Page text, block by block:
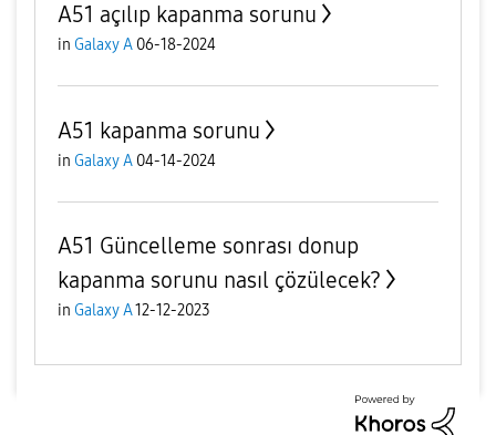
A51 açılıp kapanma sorunu
in Galaxy A 06-18-2024
A51 kapanma sorunu
in Galaxy A 04-14-2024
A51 Güncelleme sonrası donup
kapanma sorunu nasıl çözülecek?
in Galaxy A12-12-2023